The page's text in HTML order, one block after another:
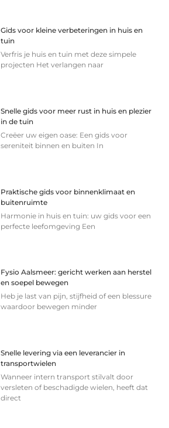
Gids voor kleine verbeteringen in huis en
tuin
Verfris je huis en tuin met deze simpele
projecten Het verlangen naar
Snelle gids voor meer rust in huis en plezier
in de tuin
Creëer uw eigen oase: Een gids voor
sereniteit binnen en buiten In
Praktische gids voor binnenklimaat en
buitenruimte
Harmonie in huis en tuin: uw gids voor een
perfecte leefomgeving Een
Fysio Aalsmeer: gericht werken aan herstel
en soepel bewegen
Heb je last van pijn, stijfheid of een blessure
waardoor bewegen minder
Snelle levering via een leverancier in
transportwielen
Wanneer intern transport stilvalt door
versleten of beschadigde wielen, heeft dat
direct